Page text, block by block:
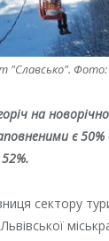
"Славсько". Фото:
на
є 50%
сектору